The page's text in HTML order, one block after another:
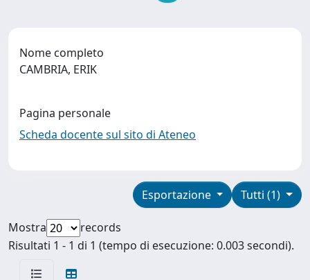
Nome completo
CAMBRIA, ERIK
Pagina personale
Scheda docente sul sito di Ateneo
Tutti (1)
Esportazione
Mostra
records
Risultati 1 - 1 di 1 (tempo di esecuzione: 0.003 secondi).